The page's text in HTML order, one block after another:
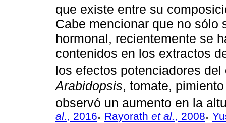
que existe entre su
Cabe mencionar que no
hormonal, recientemente se
contenidos en los extractos
los efectos potenciadores
Arabidopsis, tomate,
observó un aumento en la
al., 2016 Rayorath et al., 2008